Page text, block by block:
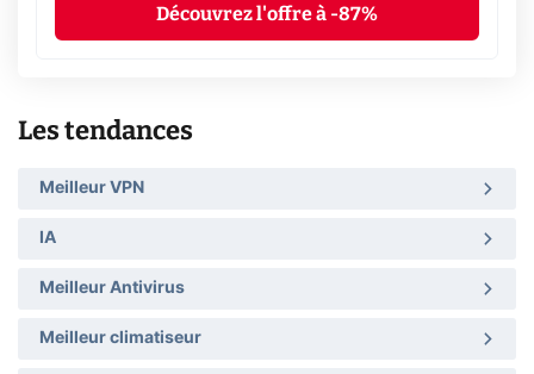
Découvrez l'offre à -87%
Les tendances
Meilleur VPN
IA
Meilleur Antivirus
Meilleur climatiseur